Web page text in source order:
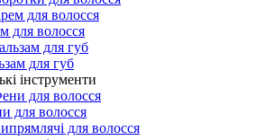
для волосся
для губ
інструменти
для волосся